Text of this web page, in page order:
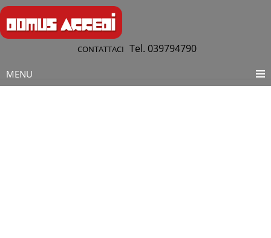
CONTATTACI Tel. 039794790
MENU